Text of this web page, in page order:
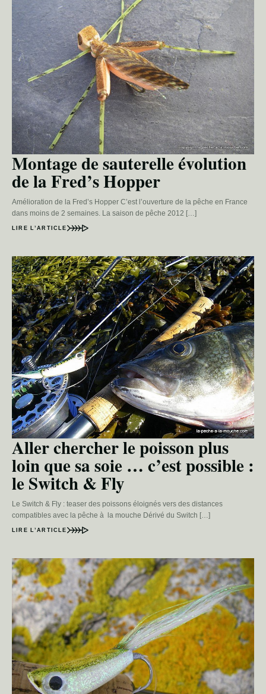
Montage de sauterelle évolution
de la Fred’s Hopper
Amélioration de la Fred’s Hopper C’est l’ouverture de la pêche en France
dans moins de 2 semaines. La saison de pêche 2012 […]
LIRE L’ARTICLE
Aller chercher le poisson plus
loin que sa soie … c’est possible :
le Switch & Fly
Le Switch & Fly : teaser des poissons éloignés vers des distances
compatibles avec la pêche à la mouche Dérivé du Switch […]
LIRE L’ARTICLE